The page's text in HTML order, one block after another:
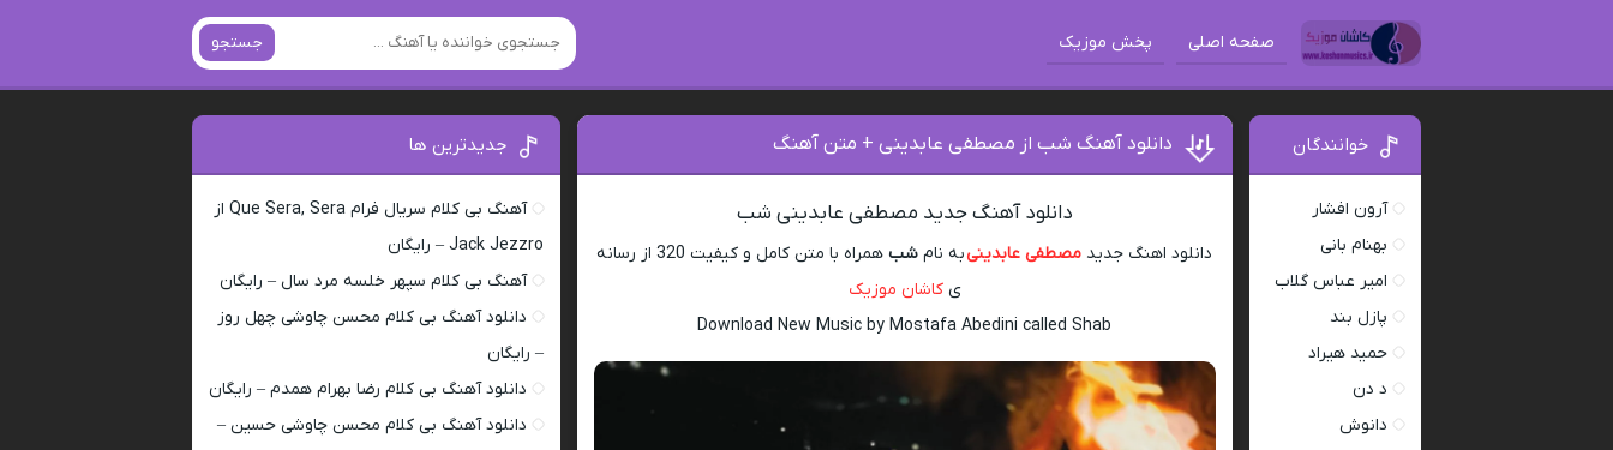
صفحه اصلی پخش موزیک جستجو
دانلود آهنگ شب از مصطفی عابدینی + متن آهنگ
دانلود آهنگ جدید مصطفی عابدینی شب
دانلود اهنگ جدید مصطفی عابدینیبه نام شب
همراه با متن کامل و کیفیت 320 از رسانه
یکاشان موزیک
Download New Music by Mostafa Abedini called Shab
خوانندگان
آرون افشار
بهنام بانی
امیر عباس گلاب
پازل بند
حمید هیراد
د دن
دانوش
جدیدترین ها
آهنگ بی کلام سریال فرام Que Sera, Sera از
Jack Jezzro – رایگان
آهنگ بی کلام سپهر خلسه مرد سال – رایگان
دانلود آهنگ بی کلام محسن چاوشی چهل روز
– رایگان
دانلود آهنگ بی کلام رضا بهرام همدم – رایگان
دانلود آهنگ بی کلام محسن چاوشی حسین –